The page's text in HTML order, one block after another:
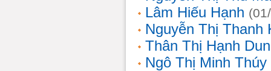
Lâm Hiếu Hạnh
Nguyễn Thị Thanh
Thân Thị Hạnh
Ngô Thị Minh Thúy